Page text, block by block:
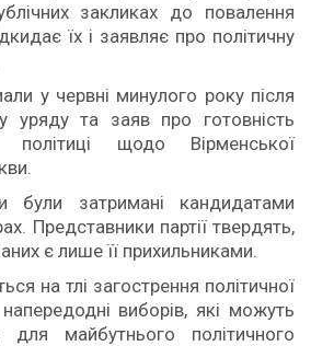
закликах до повалення
їх і заявляє про політичну
у червні минулого року після
уряду та заяв про готовність
політиці щодо Вірменської
були затримані кандидатами
Представники партії твердять,
є лише її прихильниками.
на тлі загострення політичної
виборів, які можуть
майбутнього політичного